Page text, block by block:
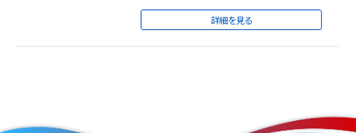
メリディアン441 8800万円→8250
万円 550万円値引き ！
こちらの３艇を特別価格で販売致し
詳細を見る